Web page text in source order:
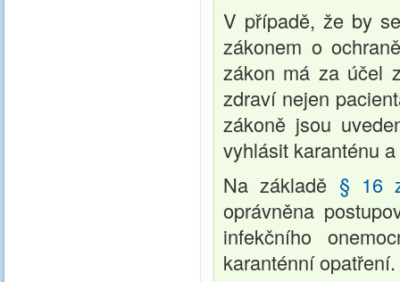
V případě, že by
zákonem o
zákon má za účel
zdraví nejen
zákoně jsou
vyhlásit karanténu
Na základě § 16
oprávněna
infekčního
karanténní opatření.